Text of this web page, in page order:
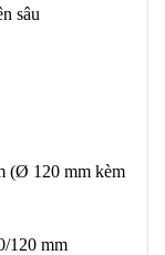
sâu
(Ø 120 mm kèm
120 mm